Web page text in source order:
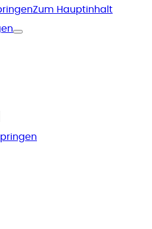
Zum Hauptinhalt